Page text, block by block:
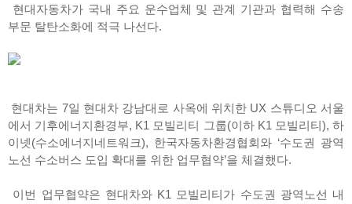
현대자동차가 국내 주요 운수업체 및 관계 기관과 협력해 수송
부문 탈탄소화에 적극 나선다.
현대차는 7일 현대차 강남대로 사옥에 위치한 UX 스튜디오 서울
에서 기후에너지환경부, K1 모빌리티 그룹(이하 K1 모빌리티), 하
이넷(수소에너지네트워크), 한국자동차환경협회와 ‘수도권 광역
노선 수소버스 도입 확대를 위한 업무협약’을 체결했다.
이번 업무협약은 현대차와 K1 모빌리티가 수도권 광역노선 내